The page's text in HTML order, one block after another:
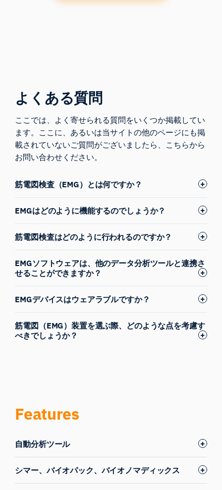
よくある質問
ここでは、よく寄せられる質問をいくつか掲載してい
ます。ここに、あるいは当サイトの他のページにも掲
載されていないご質問がございましたら、 こちらから
お問い合わせ ください。
筋電図検査（EMG）とは何ですか？
EMGはどのように機能するのでしょうか？
筋電図検査はどのように行われるのですか？
EMGソフトウェアは、他のデータ分析ツールと連携さ
せることができますか？
EMGデバイスはウェアラブルですか？
筋電図（EMG）装置を選ぶ際、どのような点を考慮す
べきでしょうか？
Features
自動分析ツール
シマー、バイオパック、バイオノマディックス